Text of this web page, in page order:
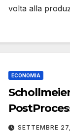
volta alla
ECONOMIA
SETTEMBRE